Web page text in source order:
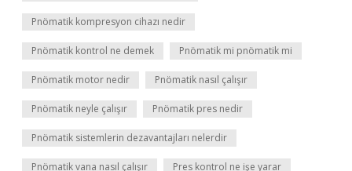
Pnömatik kompresyon cihazı nedir
Pnömatik kontrol ne demek Pnömatik mi pnömatik mi
Pnömatik motor nedir Pnömatik nasıl çalışır
Pnömatik neyle çalışır Pnömatik pres nedir
Pnömatik sistemlerin dezavantajları nelerdir
Pnömatik vana nasıl çalışır Pres kontrol ne işe yarar